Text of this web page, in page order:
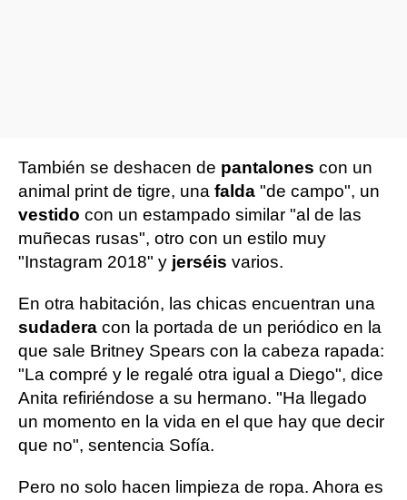
También se deshacen de pantalones con un
animal print de tigre, una falda "de campo", un
vestido con un estampado similar "al de las
muñecas rusas", otro con un estilo muy
"Instagram 2018" y jerséis varios.
En otra habitación, las chicas encuentran una
sudadera con la portada de un periódico en la
que sale Britney Spears con la cabeza rapada:
"La compré y le regalé otra igual a Diego", dice
Anita refiriéndose a su hermano. "Ha llegado
un momento en la vida en el que hay que decir
que no", sentencia Sofía.
Pero no solo hacen limpieza de ropa. Ahora es